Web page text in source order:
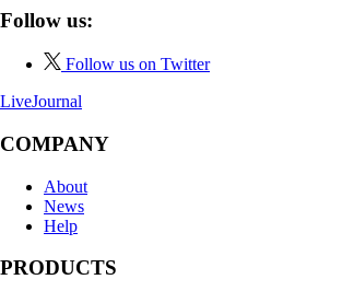
Follow us:
Follow us on Twitter
LiveJournal
COMPANY
About
News
Help
PRODUCTS